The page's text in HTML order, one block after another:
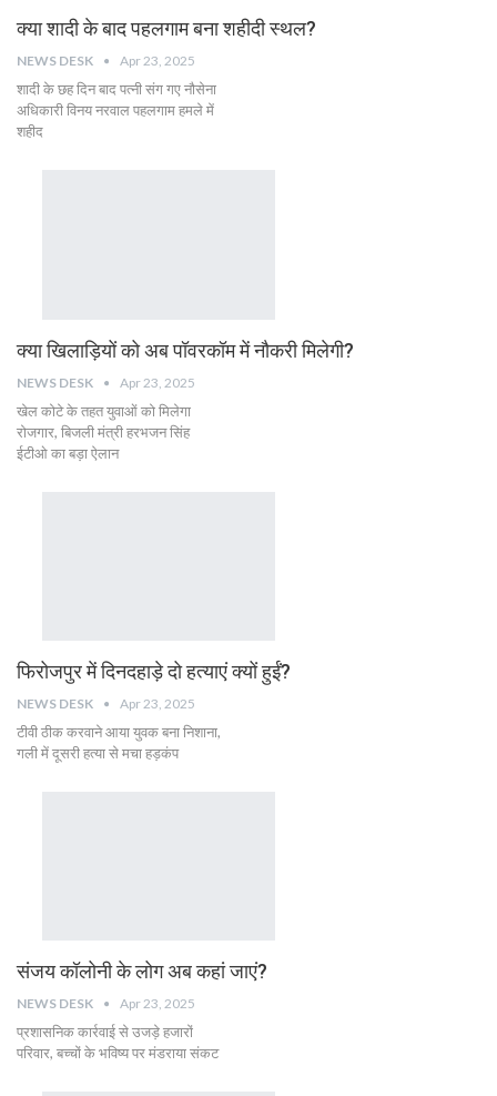
क्या शादी के बाद पहलगाम बना शहीदी स्थल?
NEWS DESK Apr 23, 2025
शादी के छह दिन बाद पत्नी संग गए नौसेना
अधिकारी विनय नरवाल पहलगाम हमले में
शहीद
क्या खिलाड़ियों को अब पॉवरकॉम में नौकरी मिलेगी?
NEWS DESK Apr 23, 2025
खेल कोटे के तहत युवाओं को मिलेगा
रोजगार, बिजली मंत्री हरभजन सिंह
ईटीओ का बड़ा ऐलान
फिरोजपुर में दिनदहाड़े दो हत्याएं क्यों हुईं?
NEWS DESK Apr 23, 2025
टीवी ठीक करवाने आया युवक बना निशाना,
गली में दूसरी हत्या से मचा हड़कंप
संजय कॉलोनी के लोग अब कहां जाएं?
NEWS DESK Apr 23, 2025
प्रशासनिक कार्रवाई से उजड़े हजारों
परिवार, बच्चों के भविष्य पर मंडराया संकट